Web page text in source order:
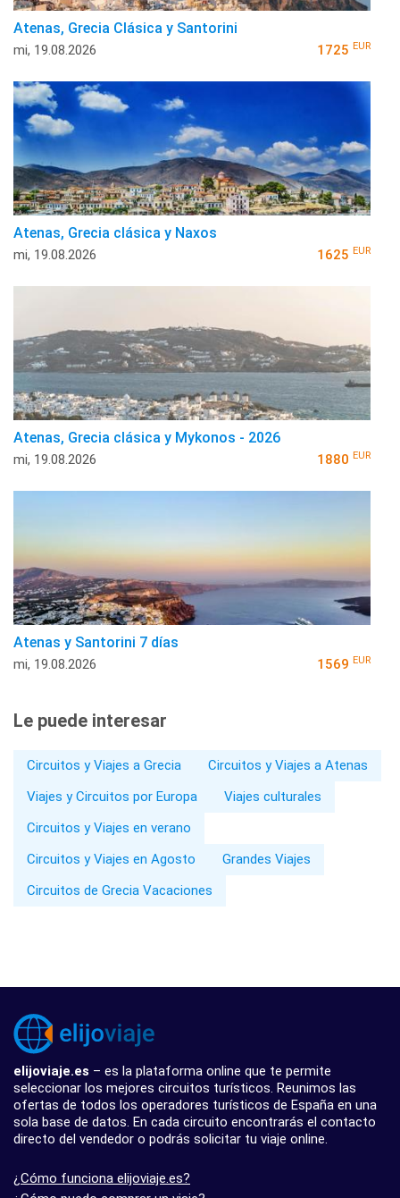
Atenas, Grecia Clásica y Santorini
mi, 19.08.2026 1725 EUR
Atenas, Grecia clásica y Naxos
mi, 19.08.2026 1625 EUR
Atenas, Grecia clásica y Mykonos - 2026
mi, 19.08.2026 1880 EUR
Atenas y Santorini 7 días
mi, 19.08.2026 1569 EUR
Le puede interesar
Circuitos y Viajes a Grecia
Circuitos y Viajes a Atenas
Viajes y Circuitos por Europa
Viajes culturales
Circuitos y Viajes en verano
Circuitos y Viajes en Agosto
Grandes Viajes
Circuitos de Grecia Vacaciones
elijoviaje.es – es la plataforma online que te permite
seleccionar los mejores circuitos turísticos. Reunimos las
ofertas de todos los operadores turísticos de España en una
sola base de datos. En cada circuito encontrarás el contacto
directo del vendedor o podrás solicitar tu viaje online.
¿Cómo funciona elijoviaje.es?